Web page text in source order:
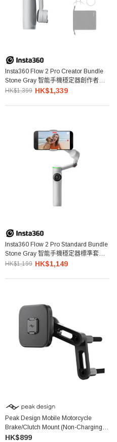
Insta360 Flow 2 Pro Creator Bundle
Stone Gray 智能手機穩定器創作者套
裝 (淺灰色)
HK$1,399 HK$1,339
Insta360 Flow 2 Pro Standard Bundle
Stone Gray 智能手機穩定器標準套裝
(淺灰色)
HK$1,199 HK$1,149
Peak Design Mobile Motorcycle
Brake/Clutch Mount (Non-Charging
Locking) 電單車剎車/離合器手機支架
HK$899